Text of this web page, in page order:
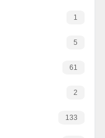
1
5
61
2
133